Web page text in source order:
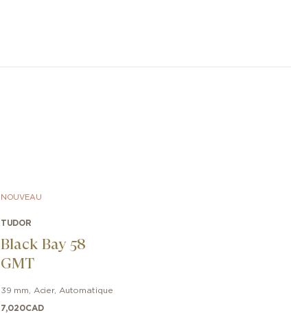
NOUVEAU
TUDOR
Black Bay 58
GMT
39 mm Acier, Automatique
7,020CAD